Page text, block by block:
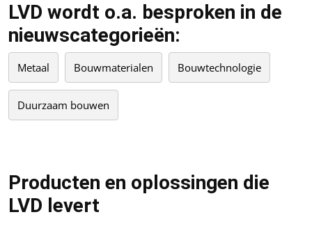
LVD wordt o.a. besproken in de
nieuwscategorieën:
Metaal Bouwmaterialen Bouwtechnologie
Duurzaam bouwen
Producten en oplossingen die
LVD levert